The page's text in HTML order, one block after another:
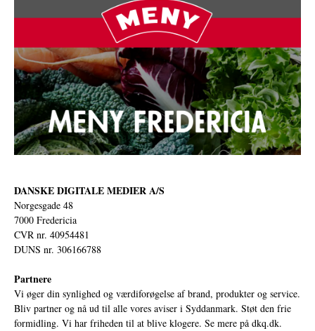
DANSKE DIGITALE MEDIER A/S
Norgesgade 48
7000 Fredericia
CVR nr. 40954481
DUNS nr. 306166788
Partnere
Vi øger din synlighed og værdiforøgelse af brand, produkter og service.
Bliv partner og nå ud til alle vores aviser i Syddanmark. Støt den frie
formidling. Vi har friheden til at blive klogere. Se mere på dkq.dk.